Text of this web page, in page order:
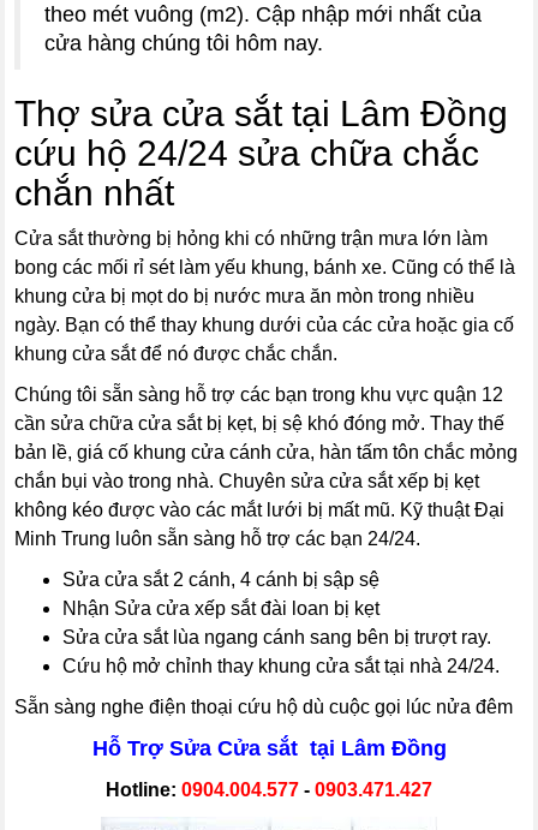
theo mét vuông (m2). Cập nhập mới nhất của
cửa hàng chúng tôi hôm nay.
Thợ sửa cửa sắt tại Lâm Đồng
cứu hộ 24/24 sửa chữa chắc
chắn nhất
Cửa sắt thường bị hỏng khi có những trận mưa lớn làm
bong các mối rỉ sét làm yếu khung, bánh xe. Cũng có thể là
khung cửa bị mọt do bị nước mưa ăn mòn trong nhiều
ngày. Bạn có thể thay khung dưới của các cửa hoặc gia cố
khung cửa sắt để nó được chắc chắn.
Chúng tôi sẵn sàng hỗ trợ các bạn trong khu vực quận 12
cần sửa chữa cửa sắt bị kẹt, bị sệ khó đóng mở. Thay thế
bản lề, giá cố khung cửa cánh cửa, hàn tấm tôn chắc mỏng
chắn bụi vào trong nhà. Chuyên sửa cửa sắt xếp bị kẹt
không kéo được vào các mắt lưới bị mất mũ. Kỹ thuật Đại
Minh Trung luôn sẵn sàng hỗ trợ các bạn 24/24.
Sửa cửa sắt 2 cánh, 4 cánh bị sập sệ
Nhận Sửa cửa xếp sắt đài loan bị kẹt
Sửa cửa sắt lùa ngang cánh sang bên bị trượt ray.
Cứu hộ mở chỉnh thay khung cửa sắt tại nhà 24/24.
Sẵn sàng nghe điện thoại cứu hộ dù cuộc gọi lúc nửa đêm
Hỗ Trợ Sửa Cửa sắt tại Lâm Đồng
Hotline: 0904.004.577 - 0903.471.427